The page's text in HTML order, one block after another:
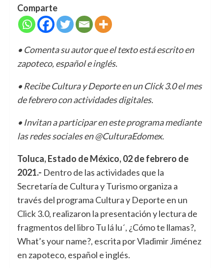
Comparte
• Comenta su autor que el texto está escrito en
zapoteco, español e inglés.
• Recibe Cultura y Deporte en un Click 3.0 el mes
de febrero con actividades digitales.
• Invitan a participar en este programa mediante
las redes sociales en @CulturaEdomex.
Toluca, Estado de México, 02 de febrero de
2021.- Dentro de las actividades que la
Secretaría de Cultura y Turismo organiza a
través del programa Cultura y Deporte en un
Click 3.0, realizaron la presentación y lectura de
fragmentos del libro Tu lá lu´, ¿Cómo te llamas?,
What’s your name?, escrita por Vladimir Jiménez
en zapoteco, español e inglés.